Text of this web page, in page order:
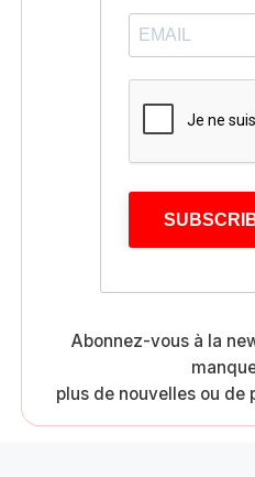
Abonnez-vous à la
plus de nouvelles ou de